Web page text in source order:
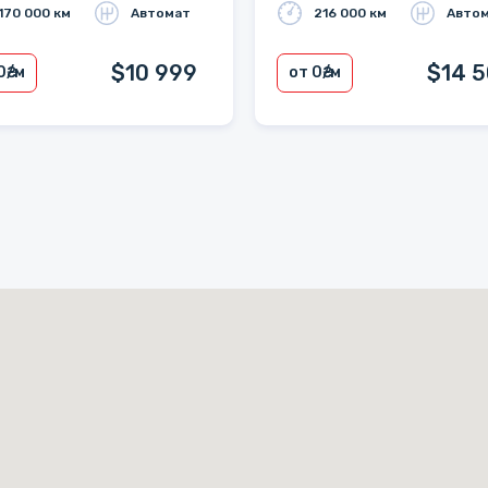
000 км Автомат
₴/м $10 999
216 000 км
от 0₴/м $14